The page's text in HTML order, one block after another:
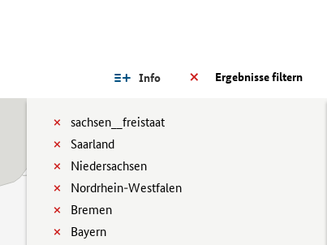
Ergebnisse filtern
Info
sachsen__freistaat
Saarland
Niedersachsen
Nordrhein-Westfalen
Bremen
Bayern